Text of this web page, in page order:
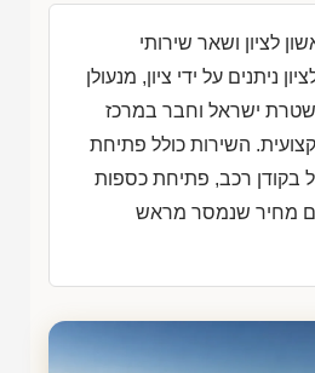
לציון ושאר שירותי
ניתנים על ידי ציון, מנעולן
ישראל וחבר במרכז
השירות כולל פתיחת
בקודן רכב, פתיחת כספות
מחיר שנמסר מראש